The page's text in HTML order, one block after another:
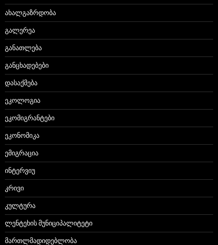
ახალგაზრდობა
გალერეა
განათლება
განცხადებები
დასაქმება
ეკოლოგია
ეკომიგრანტები
ეკონომიკა
ემიგრაცია
ინტერვიუ
კრივი
კულტურა
ლენტეხის მუნიციპალიტეტი
მართლმადიდებლობა